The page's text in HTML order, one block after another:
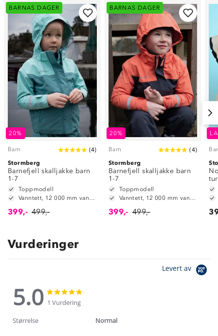
BARNAS DAGER
20%
Barn (4)
Stormberg
Barnefjell skalljakke barn
1-7
Toppmodell
399,- 499,-
BARNAS DAGER
20%
Barn (4)
Stormberg
Barnefjell skalljakke barn
1-7
Toppmodell
399,- 499,-
Vurderinger
Levert av
5.0
5.0
star
rating
1 Vurdering
Størrelse Normal